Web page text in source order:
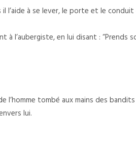
il l’aide à se lever, le porte et le
à l’aubergiste, en lui disant :
l’homme tombé aux mains des
lui.